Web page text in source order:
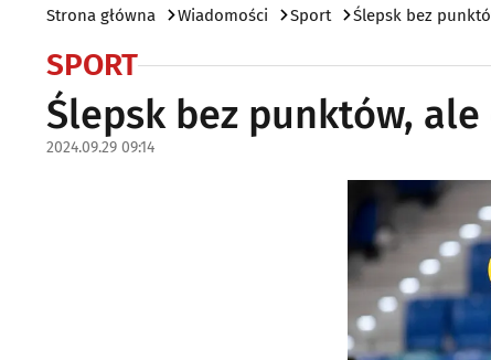
Strona główna Wiadomości Sport Ślepsk bez
SPORT
Ślepsk bez punktów,
2024.09.29 09:14